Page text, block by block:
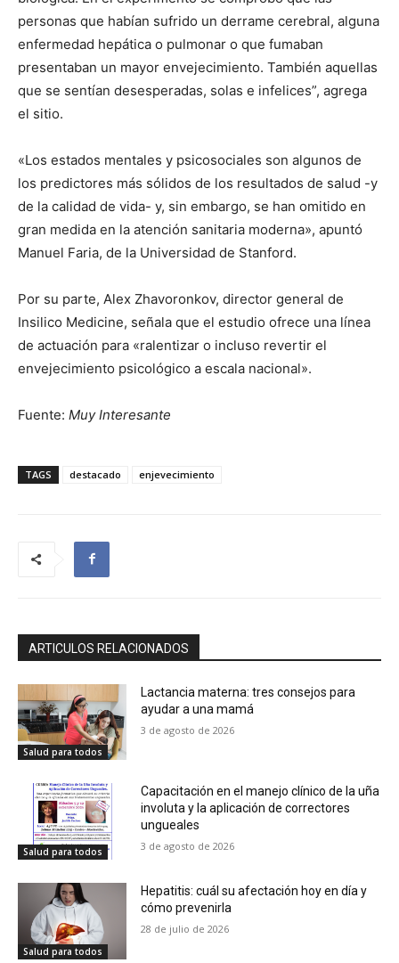
personas que habían sufrido un derrame cerebral, alguna
enfermedad hepática o pulmonar o que fumaban
presentaban un mayor envejecimiento. También aquellas
que se sentían desesperadas, solas e infelices”, agrega
el sitio.
«Los estados mentales y psicosociales son algunos de
los predictores más sólidos de los resultados de salud -y
de la calidad de vida- y, sin embargo, se han omitido en
gran medida en la atención sanitaria moderna», apuntó
Manuel Faria, de la Universidad de Stanford.
Por su parte, Alex Zhavoronkov, director general de
Insilico Medicine, señala que el estudio ofrece una línea
de actuación para «ralentizar o incluso revertir el
envejecimiento psicológico a escala nacional».
Fuente: Muy Interesante
TAGS destacado enjevecimiento
ARTICULOS RELACIONADOS
Salud para todos
Lactancia materna: tres consejos para
ayudar a una mamá
3 de agosto de 2026
Salud para todos
Capacitación en el manejo clínico de la uña
involuta y la aplicación de correctores
ungueales
3 de agosto de 2026
Salud para todos
Hepatitis: cuál su afectación hoy en día y
cómo prevenirla
28 de julio de 2026